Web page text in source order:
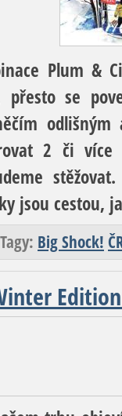
Plum &
přesto se
2 či
jsou cestou,
Big Shock!